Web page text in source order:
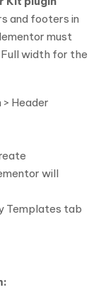
and footers in
must
width for the
Header
will
Templates tab